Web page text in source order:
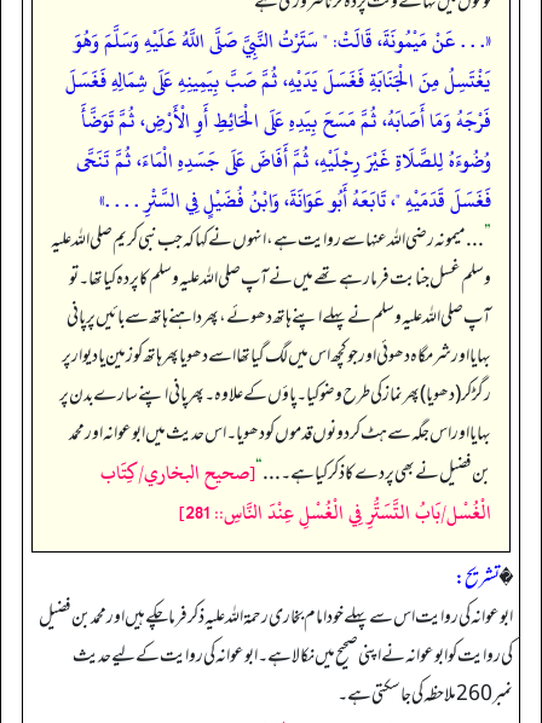
«. . . عَنْ مَيْمُونَةَ، قَالَتْ: " سَتَرْتُ النَّبِيَّ صَلَّى اللَّهُ عَلَيْهِ وَسَلَّمَ وَهُوَ
يَغْتَسِلُ مِنَ الْجَنَابَةِ فَغَسَلَ يَدَيْهِ، ثُمَّ صَبَّ بِيَمِينِهِ عَلَى شِمَالِهِ فَغَسَلَ
فَرْجَهُ وَمَا أَصَابَهُ، ثُمَّ مَسَحَ بِيَدِهِ عَلَى الْحَائِطِ أَوِ الْأَرْضِ، ثُمَّ تَوَضَّأَ
وُضُوءَهُ لِلصَّلَاةِ غَيْرَ رِجْلَيْهِ، ثُمَّ أَفَاضَ عَلَى جَسَدِهِ الْمَاءَ، ثُمَّ تَنَحَّى
فَغَسَلَ قَدَمَيْهِ "، تَابَعَهُ أَبُو عَوَانَةَ، وَابْنُ فُضَيْلٍ فِي السَّتْرِ . . . .»
”. . . میمونہ رضی اللہ عنہا سے روایت ہے، انہوں نے کہا کہ جب نبی کریم صلی اللہ علیہ
وسلم غسل جنابت فرما رہے تھے میں نے آپ صلی اللہ علیہ وسلم کا پردہ کیا تھا۔ تو
آپ صلی اللہ علیہ وسلم نے پہلے اپنے ہاتھ دھوئے، پھر داہنے ہاتھ سے بائیں پر پانی
بہایا اور شرمگاہ دھوئی اور جو کچھ اس میں لگ گیا تھا اسے دھویا پھر ہاتھ کو زمین یا دیوار پر
رگڑ کر (دھویا) پھر نماز کی طرح وضو کیا۔ پاؤں کے علاوہ۔ پھر پانی اپنے سارے بدن پر
بہایا اور اس جگہ سے ہٹ کر دونوں قدموں کو دھویا۔ اس حدیث میں ابوعوانہ اور محمد
بن فضیل نے بھی پردے کا ذکر کیا ہے۔ . . .“[صحيح البخاري/كِتَاب
الْغُسْل/بَابُ التَّسَتُّرِ فِي الْغُسْلِ عِنْدَ النَّاسِ:: 281]
�تشریح:
ابوعوانہ کی روایت اس سے پہلے خود امام بخاری رحمۃ اللہ علیہ ذکر فرما چکے ہیں اور محمد بن فضیل
کی روایت کو ابوعوانہ نے اپنی صحیح میں نکالا ہے۔ ابوعوانہ کی روایت کے لیے حدیث
نمبر 260 ملاحظہ کی جا سکتی ہے۔